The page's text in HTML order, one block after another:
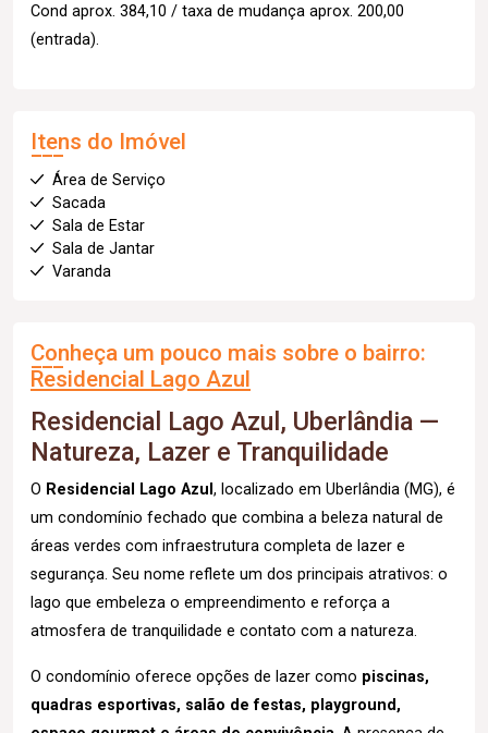
Cond aprox. 384,10 / taxa de mudança aprox. 200,00
(entrada).
Itens do Imóvel
Área de Serviço
Sacada
Sala de Estar
Sala de Jantar
Varanda
Conheça um pouco mais sobre o bairro:
Residencial Lago Azul
Residencial Lago Azul, Uberlândia —
Natureza, Lazer e Tranquilidade
O Residencial Lago Azul , localizado em Uberlândia (MG), é
um condomínio fechado que combina a beleza natural de
áreas verdes com infraestrutura completa de lazer e
segurança. Seu nome reflete um dos principais atrativos: o
lago que embeleza o empreendimento e reforça a
atmosfera de tranquilidade e contato com a natureza.
O condomínio oferece opções de lazer como piscinas,
quadras esportivas, salão de festas, playground,